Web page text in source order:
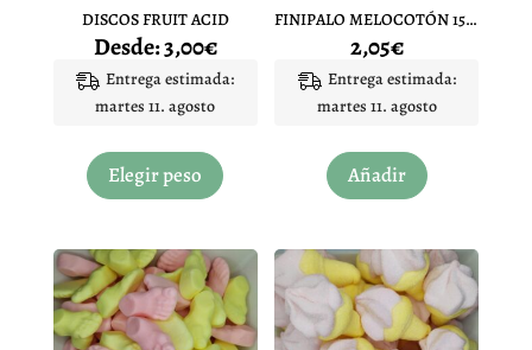
de
DISCOS FRUIT ACID
Desde:3,00€
Entrega estimada:
martes 11. agosto
Elegir peso
producto
variantes.
Las
opciones
se
FINIPALO MELOCOTÓN 15 UNIDADES
2,05€
Entrega estimada:
martes 11. agosto
Añadir